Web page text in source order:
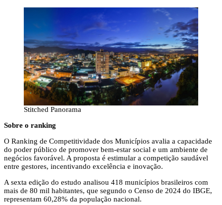
Stitched Panorama
Sobre o ranking
O Ranking de Competitividade dos Municípios avalia a capacidade
do poder público de promover bem-estar social e um ambiente de
negócios favorável. A proposta é estimular a competição saudável
entre gestores, incentivando excelência e inovação.
A sexta edição do estudo analisou 418 municípios brasileiros com
mais de 80 mil habitantes, que segundo o Censo de 2024 do IBGE,
representam 60,28% da população nacional.